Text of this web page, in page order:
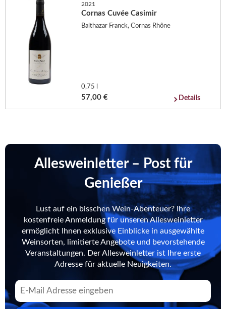
2021
Cornas Cuvée Casimir
Balthazar Franck, Cornas Rhône
0,75 l
57,00 € Details
Allesweinletter – Post für
Genießer
Lust auf ein bisschen Wein-Abenteuer? Ihre
kostenfreie Anmeldung für unseren Allesweinletter
ermöglicht Ihnen exklusive Einblicke in ausgewählte
Weinsorten, limitierte Angebote und bevorstehende
Veranstaltungen. Der Allesweinletter ist Ihre erste
Adresse für aktuelle Neuigkeiten.